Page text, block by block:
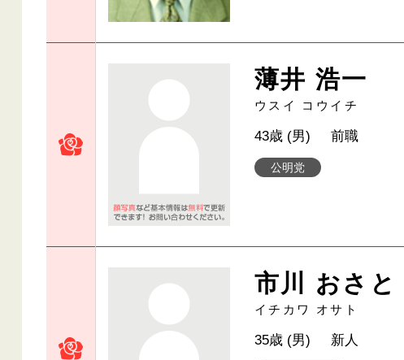
薄井 浩一
ウスイ コウイチ
公明党
43歳 (男) 前職
市川 おさと
イチカワ オサト
35歳 (男) 新人